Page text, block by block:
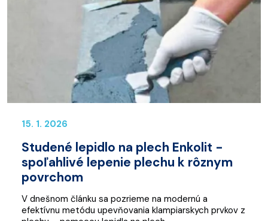
15. 1. 2026
Studené lepidlo na plech Enkolit -
spoľahlivé lepenie plechu k rôznym
povrchom
V dnešnom článku sa pozrieme na modernú a
efektívnu metódu upevňovania klampiarskych prvkov z